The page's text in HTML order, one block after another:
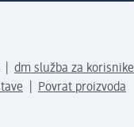
dm služba za korisnike
Povrat proizvoda